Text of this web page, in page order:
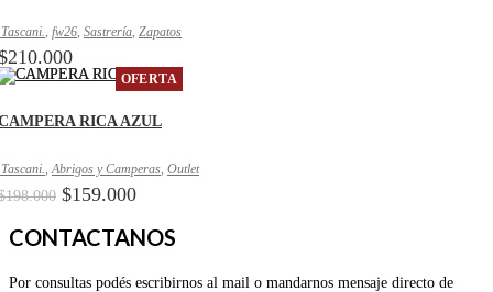
fw26 Sastrería Zapatos
210.000
OFERTA
RICA AZUL
Abrigos y Camperas Outlet
198.000 El
original
era:
$198.000.
$159.000El
actual
es:
$159.000.
CONTACTANOS
Por consultas podés escribirnos al mail o mandarnos mensaje directo de